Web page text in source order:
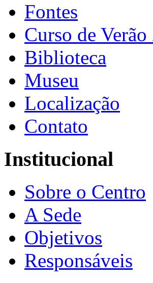
Fontes
Curso de
Biblioteca
Museu
Localização
Contato
Institucional
Sobre o Centro
A Sede
Objetivos
Responsáveis